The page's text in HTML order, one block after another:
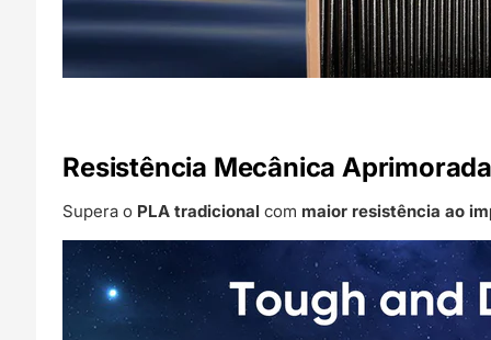
Resistência Mecânica Aprimorada
Supera o PLA tradicional com maior resistência ao